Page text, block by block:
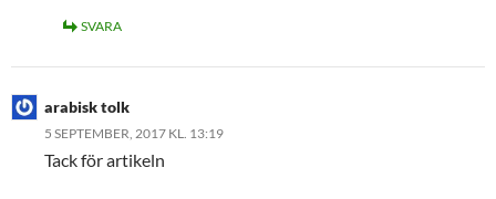
SVARA
arabisk tolk
5 SEPTEMBER, 2017 KL. 13:19
Tack för artikeln